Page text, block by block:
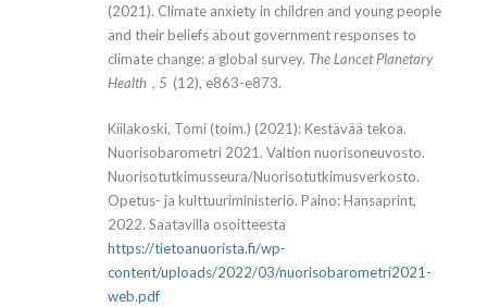
(2021). Climate anxiety in children and young people
and their beliefs about government responses to
climate change: a global survey. The Lancet Planetary
Health , 5 (12), e863-e873.
Kiilakoski, Tomi (toim.) (2021): Kestävää tekoa.
Nuorisobarometri 2021. Valtion nuorisoneuvosto.
Nuorisotutkimusseura/Nuorisotutkimusverkosto.
Opetus- ja kulttuuriministeriö. Paino: Hansaprint,
2022. Saatavilla osoitteesta
https://tietoanuorista.fi/wp-
content/uploads/2022/03/nuorisobarometri2021-
web.pdf